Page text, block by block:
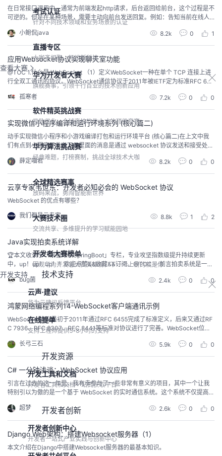
考试认证
针对不同技术领域和业务场景的认证
直播专区
大咖齐相聚，畅谈新科技
查看大赛
华为开发者大赛
旗舰赛事，引领千行百业的技术创新应用
软件精英挑战赛
极致优化，全球高校软件人才的顶级竞赛
华为算法挑战赛
经典难题，打榜赛制，挑战全球技术大咖
全球精选赛事
放码来战，勇闯智能新世界
大赛技术圈
交流共享、多维提升的学习赋能园地
开发者大赛榜单
围观华为开发者大赛英雄榜，下一个上榜的就是你
开发支持 技术支持
云声·建议
华为云建议反馈平台
在线提单
支持工程师提供5*8小时的支持
开发资源
开发工具和文档
开发者工具和文档一站式获取平台
开发者创新
开发者创新中心
开发者一站式产业实践与创新中心
​在日常接口调用中，通常为前端发起http请求，后台返回给前台，这个过程是不
可逆的。但是在某种场景，需要主动向前台发送回复。例如：告知当前在线人
数，信息的回复。那么这个过程http请求是不能实现的，同时可以选择websoc
ket 1.后端实现 1.修改pom <dependency> <groupId>org.springframework.bo
ot</groupId> ...
小鲍侃java 8.2k 0 1
应用Websocket协议实现聊天室功能
@TOC 1.什么是 WebSocket （1）定义WebSocket一种在单个 TCP 连接上进
行全双工通讯的协议。WebSocket通信协议于2011年被IETF定为标准RFC 645
5，并被RFC7936所补充规范。WebSocket API也被W3C定为标准。持久连接
双向通讯能处理大量连接非阻塞（异步） （2）优点WebSocket 使得客户端和
服务器之间的数据交换变得更加简单，允许...
孤寒者 7.2k 0 0
实现微信小程序编译和运行环境系列 (核心篇二)
动手实现微信小程序和小游戏编译打包和运行环境平台 (核心篇二)在上文中我
们有点到小程序开发者工具里面的消息是通过 websocket 协议发送和接受处理
的，当然这个不是凭空而说的，是在小程序的逻辑层 appservice.js 源码里面有
代码表明的，至于它的消息格式还有一部分我没有列出来，比如它的数据分析
和上报他们自己服务器的一些消息格式可以先需要关注。下面还是先给大家展
示一下流程找到 ap...
薛定喵君 8.2k 0 0
云享专家韦世东：开发者必知必会的 WebSocket 协议
WebSocket 的优点有哪些？
我们都是云专家 8.8k 1 2
Java实现拍卖系统详解
🏆本文收录于「滚雪球学SpringBoot」专栏，专业攻坚指数级提升持续更新
中，up！up！up！！欢迎点赞&&收藏&&订阅。@TOC ✨ 前言拍卖系统是一种
典型的电商系统场景，它包含用户注册、拍卖发起、竞价、订单生成等功能模
块。在 Java 中开发一个拍卖系统，涉及多个技术点，包括数据库操作、Web开
发、实时通信、定时任务和并发处理等。本教程将带你从零开始实现一个简单
的 Java 拍卖系...
bug菌 2.4k 0 0
鸿蒙网络编程系列14-WebSocket客户端通讯示例
WebSocket协议最初于2011年通过RFC 6455完成了标准定义，后来又通过RF
C 7936、RFC 8307、RFC 8441等标准对协议进行了完善。WebSocket位于
连接上进行全双工通信；和HTTP不同的是，WebSocket通讯需要服务端和客
户端先通过握手连接，连接成功后才能相互通信。
长弓三石 5.9k 0 0
C# 一分钟浅谈：WebSocket 协议应用
引言在过去的这一年里，我有幸参与了一些非常有意义的项目，其中一个让我
特别引以为傲的是一个基于 WebSocket 的实时通信系统。这个系统不仅提高了
少挑战，但最终通过不断学习和实践，成功解决了这些问题。本文将以 WebSo
cket 协议在 C# 中的应用为主题，分享我的经验和心得，希望能对广大开发者
有所帮助。 基础概念 什...
超梦 2.6k 0 0
Django Web架构：搭建Websocket服务器（1）
本文介绍在Django中搭建Websocket服务器的最基本知识。